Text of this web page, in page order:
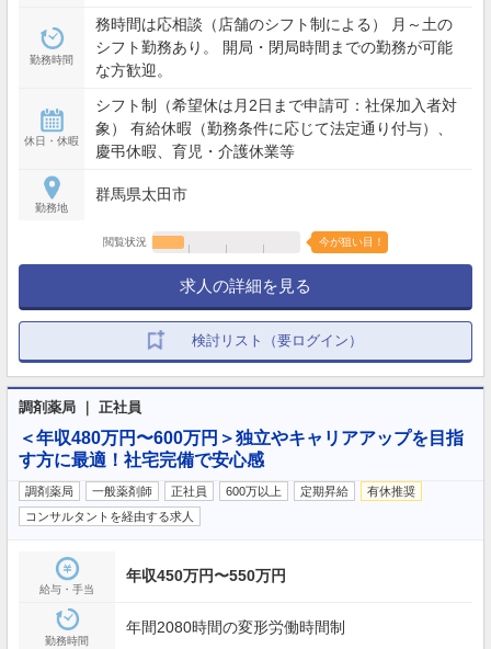
勤務時間
務時間は応相談（店舗のシフト制による） 月～土の
シフト勤務あり。 開局・閉局時間までの勤務が可能
な方歓迎。
休日・休暇
シフト制（希望休は月2日まで申請可：社保加入者対
象） 有給休暇（勤務条件に応じて法定通り付与）、
慶弔休暇、育児・介護休業等
勤務地
群馬県太田市
閲覧状況 今が狙い目！
求人の詳細を見る
検討リスト（要ログイン）
調剤薬局 ｜ 正社員
＜年収480万円〜600万円＞独立やキャリアアップを目指
す方に最適！社宅完備で安心感
調剤薬局 一般薬剤師 正社員 600万以上 定期昇給
有休推奨
コンサルタントを経由する求人
給与・手当
年収450万円〜550万円
勤務時間
年間2080時間の変形労働時間制